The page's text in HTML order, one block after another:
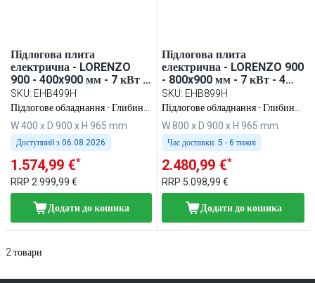
Підлогова плита
електрична - LORENZO
900 - 400x900 мм - 7 кВт -
2 конфорки - 400 В
SKU: EHB499H
Підлогове обладнання - Глибина:
900
W 400 x D 900 x H 965 mm
Доступний з 06.08.2026
1.574,99 €*
RRP 2.999,99 €
Додати до кошика
Підлогова плита
електрична - LORENZO 900
- 800x900 мм - 7 кВт - 4
конфорки квадратні - 400
В
SKU: EHB899H
Підлогове обладнання - Глибина:
900
W 800 x D 900 x H 965 mm
Час доставки: 5 - 6 тижні
2.480,99 €*
RRP 5.098,99 €
Додати до кошика
2 товари